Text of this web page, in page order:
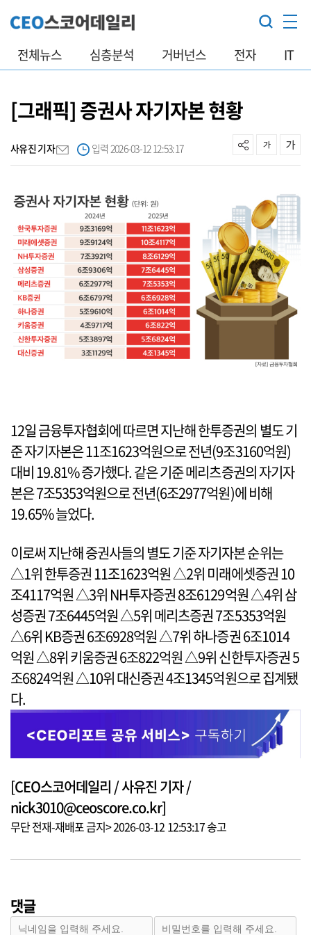
전체뉴스 심층분석 거버넌스 전자 IT
[그래픽] 증권사 자기자본 현황
사유진 기자 입력 2026-03-12 12:53:17
12일 금융투자협회에 따르면 지난해 한투증권의 별도 기
준 자기자본은 11조1623억원으로 전년(9조3160억원)
대비 19.81% 증가했다. 같은 기준 메리츠증권의 자기자
본은 7조5353억원으로 전년(6조2977억원)에 비해
19.65% 늘었다.
이로써 지난해 증권사들의 별도 기준 자기자본 순위는
△1위 한투증권 11조1623억원 △2위 미래에셋증권 10
조4117억원 △3위 NH투자증권 8조6129억원 △4위 삼
성증권 7조6445억원 △5위 메리츠증권 7조5353억원
△6위 KB증권 6조6928억원 △7위 하나증권 6조1014
억원 △8위 키움증권 6조822억원 △9위 신한투자증권 5
조6824억원 △10위 대신증권 4조1345억원으로 집계됐
다.
[CEO스코어데일리 / 사유진 기자 /
nick3010@ceoscore.co.kr]
무단 전재-재배포 금지> 2026-03-12 12:53:17 송고
댓글